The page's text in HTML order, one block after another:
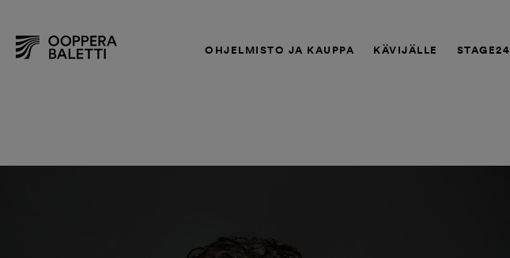
OHJELMISTO JA KAUPPA KÄVIJÄLLE STAGE24